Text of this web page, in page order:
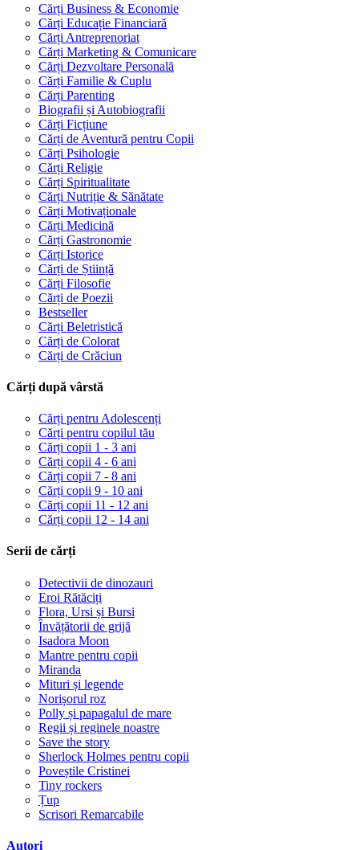
Cărți Business & Economie
Cărți Educație Financiară
Cărți Antreprenoriat
Cărți Marketing & Comunicare
Cărți Dezvoltare Personală
Cărți Familie & Cuplu
Cărți Parenting
Biografii și Autobiografii
Cărți Ficțiune
Cărți de Aventură pentru Copii
Cărți Psihologie
Cărți Religie
Cărți Spiritualitate
Cărți Nutriție & Sănătate
Cărți Motivaționale
Cărți Medicină
Cărți Gastronomie
Cărți Istorice
Cărți de Știință
Cărți Filosofie
Cărți de Poezii
Bestseller
Cărți Beletristică
Cărți de Colorat
Cărți de Crăciun
Cărți după vârstă
Cărți pentru Adolescenți
Cărți pentru copilul tău
Cărți copii 1 - 3 ani
Cărți copii 4 - 6 ani
Cărți copii 7 - 8 ani
Cărți copii 9 - 10 ani
Cărți copii 11 - 12 ani
Cărți copii 12 - 14 ani
Serii de cărți
Detectivii de dinozauri
Eroi Rătăciți
Flora, Ursi și Bursi
Învățătorii de grijă
Isadora Moon
Mantre pentru copii
Miranda
Mituri și legende
Norișorul roz
Polly și papagalul de mare
Regii și reginele noastre
Save the story
Sherlock Holmes pentru copii
Poveștile Cristinei
Tiny rockers
Țup
Scrisori Remarcabile
Autori